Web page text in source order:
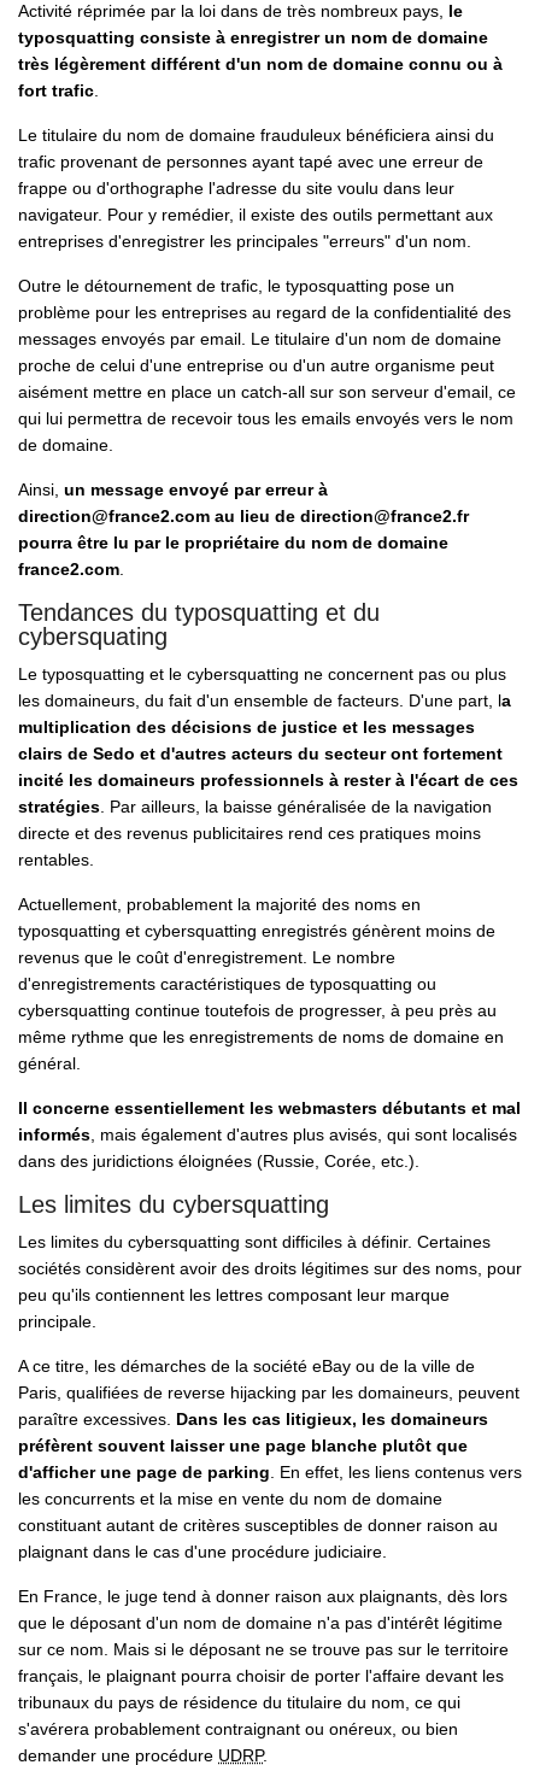
Activité réprimée par la loi dans de très nombreux pays, le
typosquatting consiste à enregistrer un nom de domaine
très légèrement différent d'un nom de domaine connu ou à
fort trafic
Le titulaire du nom de domaine frauduleux bénéficiera ainsi du
trafic provenant de personnes ayant tapé avec une erreur de
frappe ou d'orthographe l'adresse du site voulu dans leur
navigateur. Pour y remédier, il existe des outils permettant aux
entreprises d'enregistrer les principales "erreurs" d'un nom.
Outre le détournement de trafic, le typosquatting pose un
problème pour les entreprises au regard de la confidentialité des
messages envoyés par email. Le titulaire d'un nom de domaine
proche de celui d'une entreprise ou d'un autre organisme peut
aisément mettre en place un catch-all sur son serveur d'email, ce
qui lui permettra de recevoir tous les emails envoyés vers le nom
de domaine.
Ainsi, un message envoyé par erreur à
direction@france2.com au lieu de direction@france2.fr
pourra être lu par le propriétaire du nom de domaine
france2.com
Tendances du typosquatting et du
cybersquating
Le typosquatting et le cybersquatting ne concernent pas ou plus
les domaineurs, du fait d'un ensemble de facteurs. D'une part, la
multiplication des décisions de justice et les messages
clairs de Sedo et d'autres acteurs du secteur ont fortement
incité les domaineurs professionnels à rester à l'écart de ces
stratégies . Par ailleurs, la baisse généralisée de la navigation
directe et des revenus publicitaires rend ces pratiques moins
rentables.
Actuellement, probablement la majorité des noms en
typosquatting et cybersquatting enregistrés génèrent moins de
revenus que le coût d'enregistrement. Le nombre
d'enregistrements caractéristiques de typosquatting ou
cybersquatting continue toutefois de progresser, à peu près au
même rythme que les enregistrements de noms de domaine en
général.
Il concerne essentiellement les webmasters débutants et mal
informés , mais également d'autres plus avisés, qui sont localisés
dans des juridictions éloignées (Russie, Corée, etc.).
Les limites du cybersquatting
Les limites du cybersquatting sont difficiles à définir. Certaines
sociétés considèrent avoir des droits légitimes sur des noms, pour
peu qu'ils contiennent les lettres composant leur marque
principale.
A ce titre, les démarches de la société eBay ou de la ville de
Paris, qualifiées de reverse hijacking par les domaineurs, peuvent
paraître excessives. Dans les cas litigieux, les domaineurs
préfèrent souvent laisser une page blanche plutôt que
d'afficher une page de parking . En effet, les liens contenus vers
les concurrents et la mise en vente du nom de domaine
constituant autant de critères susceptibles de donner raison au
plaignant dans le cas d'une procédure judiciaire.
En France, le juge tend à donner raison aux plaignants, dès lors
que le déposant d'un nom de domaine n'a pas d'intérêt légitime
sur ce nom. Mais si le déposant ne se trouve pas sur le territoire
français, le plaignant pourra choisir de porter l'affaire devant les
tribunaux du pays de résidence du titulaire du nom, ce qui
s'avérera probablement contraignant ou onéreux, ou bien
demander une procédure UDRP.